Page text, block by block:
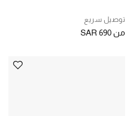
توصيل سريع
منSAR 690